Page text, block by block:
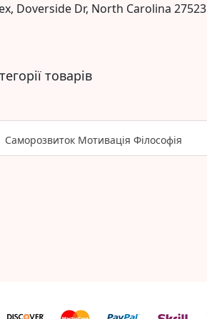
Doverside Dr, North Carolina 27523
товарів
Саморозвиток Мотивація Філософія